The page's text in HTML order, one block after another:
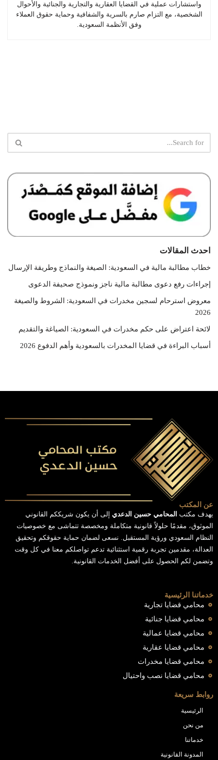
واستشارات عملية في القضايا العقارية والتجارية والجنائية والأحوال
الشخصية، مع التزام صارم بالسرية والشفافية وحماية حقوق العملاء
وفق الأنظمة السعودية.
احدث المقالات
خطاب مطالبة مالية في السعودية: الصيغة والنماذج وطريقة الإرسال
إجراءات رفع دعوى مطالبة مالية ناجز ونموذج صحيفة الدعوى
معروض استرحام لسجين مخدرات في السعودية: الشروط والصيغة
2026
لائحة اعتراض على حكم مخدرات في السعودية: الصياغة والتقديم
أسباب البراءة في قضايا المخدرات بالسعودية وأهم الدفوع 2026
عن المكتب
يهدف مكتب المحامي حسين الدعدي إلى أن يكون شريككم القانوني
الموثوق، مقدمًا حلولاً قانونية متكاملة ومخصصة تتماشى مع خصوصيات
النظام السعودي ورؤية المستقبل. نسعى لضمان حماية حقوقكم وتحقيق
العدالة، مقدمين تجربة رقمية استثنائية تدعم تواصلكم معنا في كل وقت
وتضمن لكم الحصول على أفضل الخدمات القانونية.
خدماتنا الرئيسية
محامي قضايا تجارية
محامي قضايا جنائية
محامي قضايا عمالية
محامي قضايا عقارية
محامي قضايا مخدرات
محامي قضايا نصب واحتيال
روابط سريعة
الرئيسية
من نحن
خدماتنا
المدونة القانونية